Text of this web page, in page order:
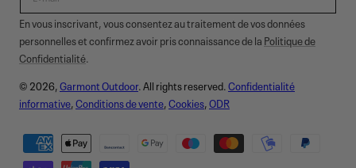
En vous inscrivant, vous consentez au traitement de vos données
personnelles et confirmez avoir pris connaissance de la Politique de
Confidentialité.
© 2026,Garmont Outdoor. All rights reserved. Confidentialité
informative,Conditions de vente,Cookies,ODR
Modes
de